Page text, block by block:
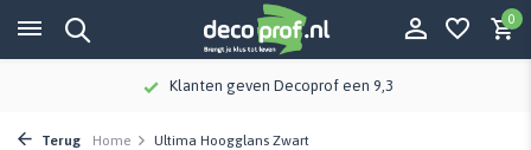
0
Klanten geven Decoprof een 9,3
Terug Home Ultima Hoogglans Zwart